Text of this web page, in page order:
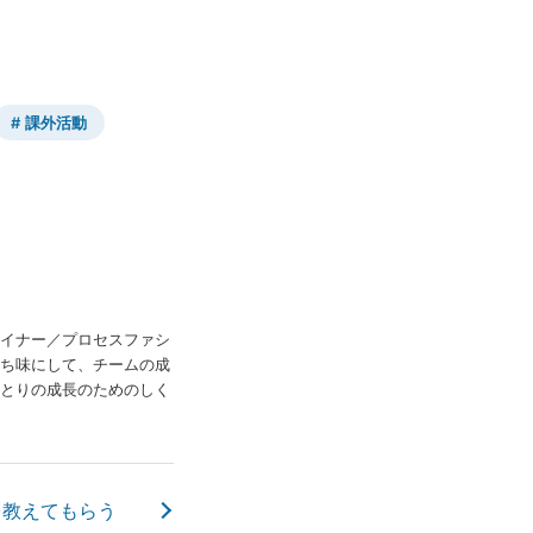
課外活動
ナー／プロセスファシ
味にして、チームの成
りの成長のためのしく
えてもらう